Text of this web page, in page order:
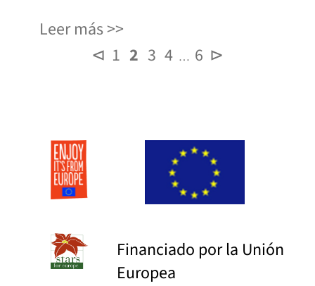
Leer más
⊲ 1 2 3 4 … 6 ⊳
Financiado por la Unión
Europea